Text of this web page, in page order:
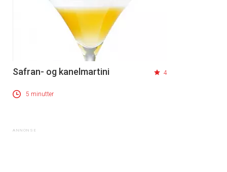
Safran- og kanelmartini 4
5 minutter